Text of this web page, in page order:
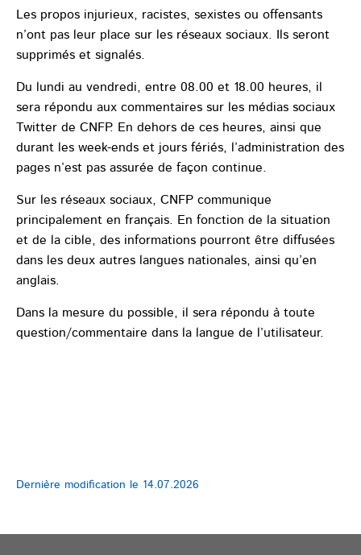
Les propos injurieux, racistes, sexistes ou offensants
n’ont pas leur place sur les réseaux sociaux. Ils seront
supprimés et signalés.
Du lundi au vendredi, entre 08.00 et 18.00 heures, il
sera répondu aux commentaires sur les médias sociaux
Twitter de CNFP. En dehors de ces heures, ainsi que
durant les week-ends et jours fériés, l’administration des
pages n’est pas assurée de façon continue.
Sur les réseaux sociaux, CNFP communique
principalement en français. En fonction de la situation
et de la cible, des informations pourront être diffusées
dans les deux autres langues nationales, ainsi qu’en
anglais.
Dans la mesure du possible, il sera répondu à toute
question/commentaire dans la langue de l’utilisateur.
Dernière modification le 14.07.2026